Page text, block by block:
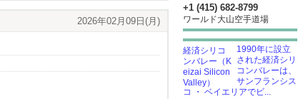
2026年02月09日(月)
+1 (415) 682-8799
ワールド大山空手道場
1990年に設立
された経済シリ
コンバレーは、
サンフランシス
コ ・ ベイエリアでビ...